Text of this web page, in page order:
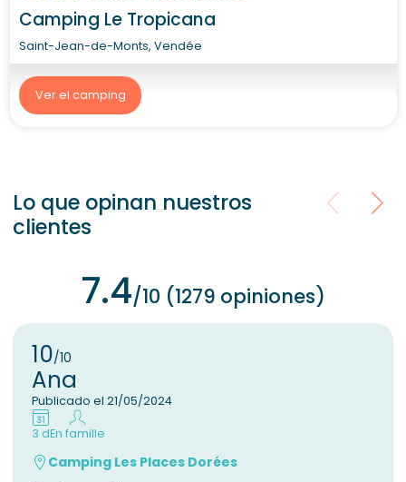
Camping Le Tropicana
Saint-Jean-de-Monts, Vendée
Ver el camping
Lo que opinan nuestros
clientes
7.4/10 (1279 opiniones)
10/10
Ana
Publicado el 21/05/2024
3 dEn famille
Camping Les Places Dorées